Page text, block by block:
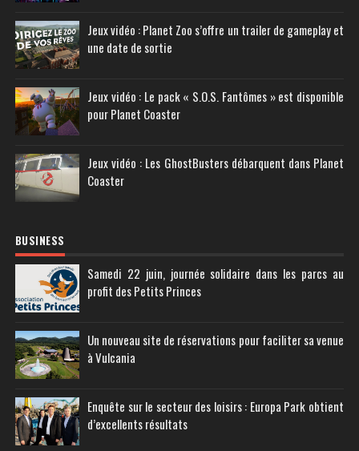
Jeux vidéo : Planet Zoo s’offre un trailer de gameplay et
une date de sortie
Jeux vidéo : Le pack « S.O.S. Fantômes » est disponible
pour Planet Coaster
Jeux vidéo : Les GhostBusters débarquent dans Planet
Coaster
BUSINESS
Samedi 22 juin, journée solidaire dans les parcs au
profit des Petits Princes
Un nouveau site de réservations pour faciliter sa venue
à Vulcania
Enquête sur le secteur des loisirs : Europa Park obtient
d’excellents résultats